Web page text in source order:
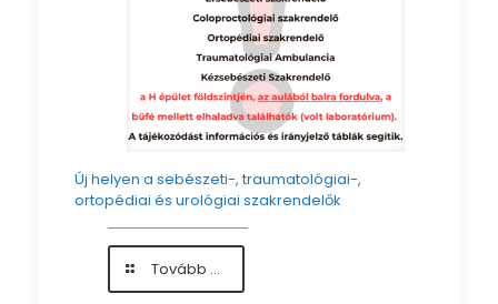
Új helyen a sebészeti-, traumatológiai-,
ortopédiai és urológiai szakrendelők
Tovább ...-
Új